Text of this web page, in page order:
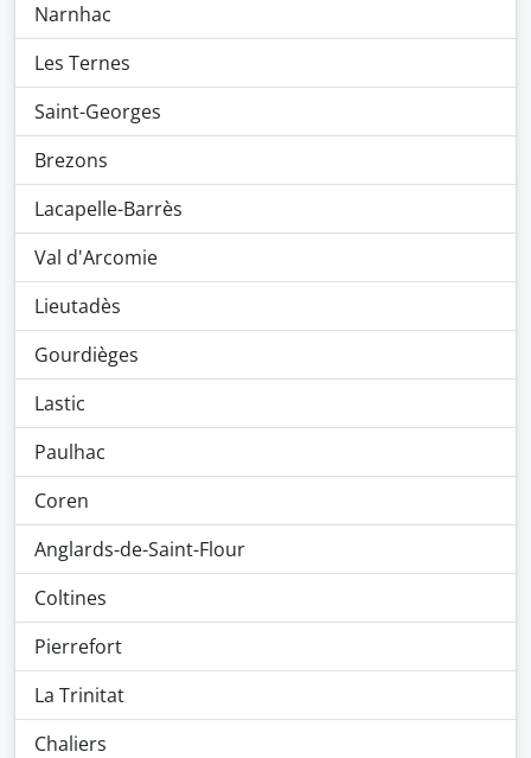
Narnhac
Les Ternes
Saint-Georges
Brezons
Lacapelle-Barrès
Val d'Arcomie
Lieutadès
Gourdièges
Lastic
Paulhac
Coren
Anglards-de-Saint-Flour
Coltines
Pierrefort
La Trinitat
Chaliers